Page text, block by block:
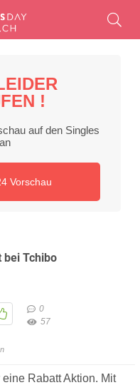
!
auf den Singles
Vorschau
bei Tchibo
0
57
Rabatt Aktion. Mit